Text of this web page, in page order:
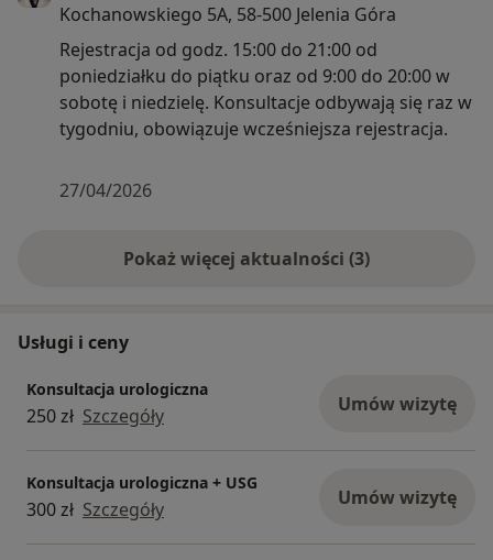
Kochanowskiego 5A, 58-500 Jelenia Góra
Rejestracja od godz. 15:00 do 21:00 od
poniedziałku do piątku oraz od 9:00 do 20:00 w
sobotę i niedzielę. Konsultacje odbywają się raz w
tygodniu, obowiązuje wcześniejsza rejestracja.
27/04/2026
Pokaż więcej aktualności (3)
Usługi i ceny
Konsultacja urologiczna
250 zł Szczegóły Umów wizytę
Konsultacja urologiczna + USG
300 zł Szczegóły Umów wizytę